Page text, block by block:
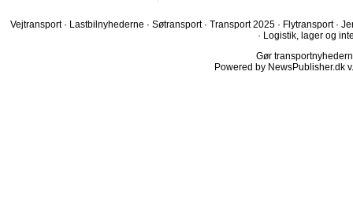
Vejtransport · Lastbilnyhederne · Søtransport · Transport 2025 · Flytransport ·
· Logistik, lager og
Gør
Powered by NewsPublisher.dk